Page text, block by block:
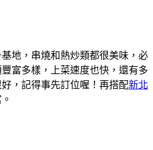
地，串燒和熱炒類都很美味，必
富多樣，上菜速度也快，還有多
，記得事先訂位喔！再搭配新北